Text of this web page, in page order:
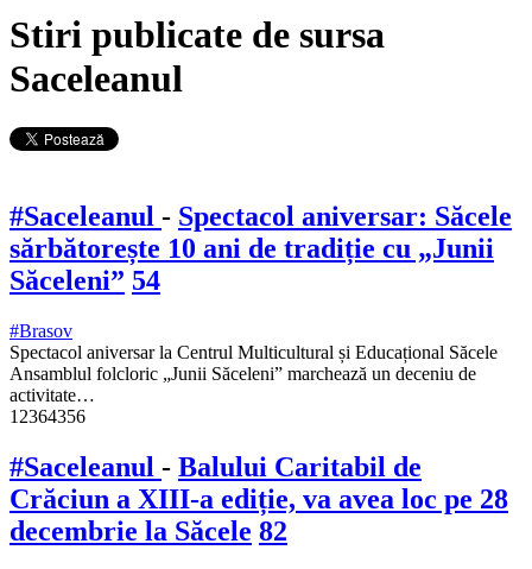
Stiri publicate de sursa
Saceleanul
#Saceleanul - Spectacol aniversar: Săcele
sărbătorește 10 ani de tradiție cu „Junii
Săceleni” 54
#Brasov
Spectacol aniversar la Centrul Multicultural și Educațional Săcele
Ansamblul folcloric „Junii Săceleni” marchează un deceniu de
activitate…
12364356
#Saceleanul - Balului Caritabil de
Crăciun a XIII-a ediție, va avea loc pe 28
decembrie la Săcele 82